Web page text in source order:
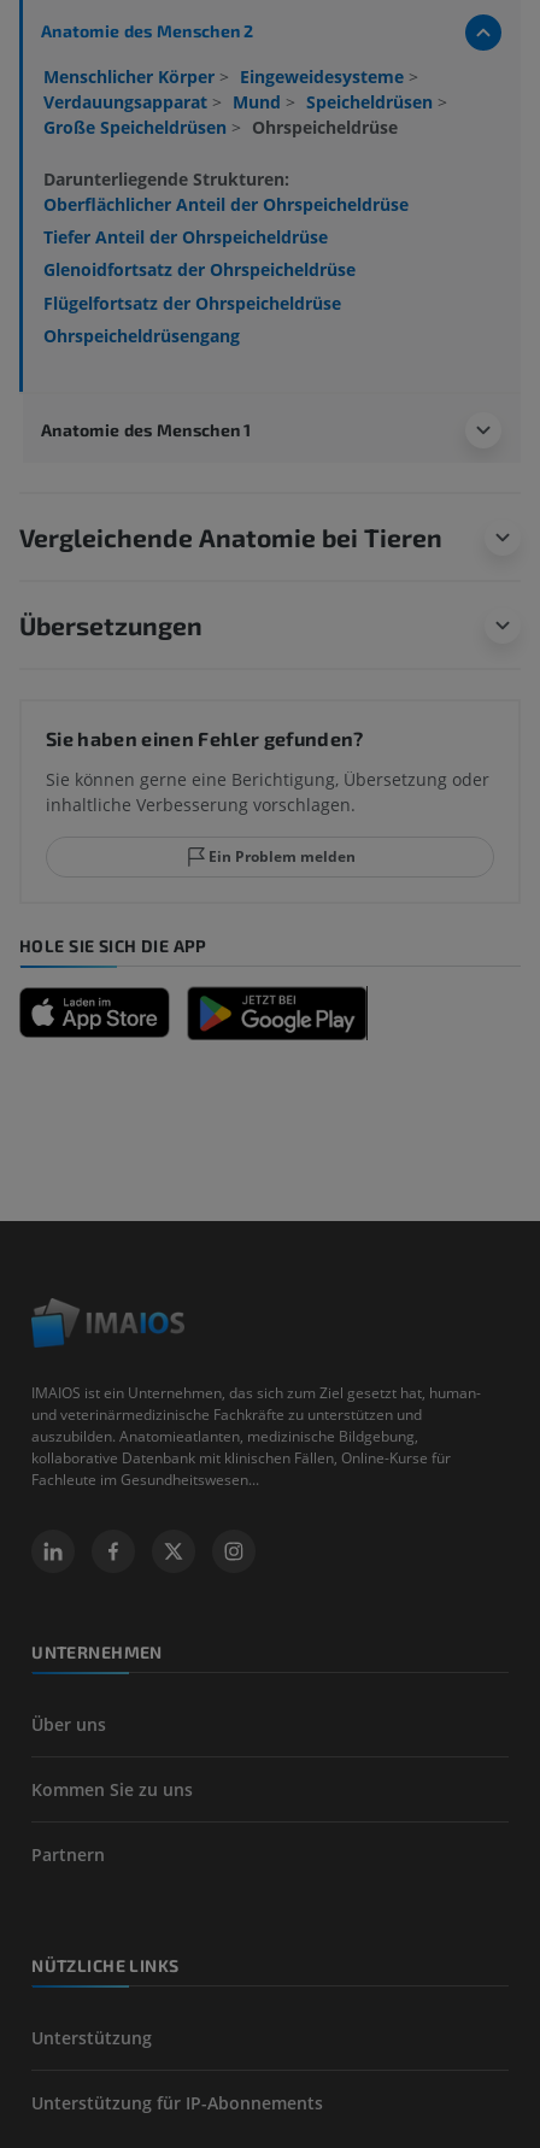
Anatomie des Menschen 2
Menschlicher Körper > Eingeweidesysteme >
Verdauungsapparat > Mund > Speicheldrüsen >
Große Speicheldrüsen > Ohrspeicheldrüse
Darunterliegende Strukturen:
Oberflächlicher Anteil der Ohrspeicheldrüse
Tiefer Anteil der Ohrspeicheldrüse
Glenoidfortsatz der Ohrspeicheldrüse
Flügelfortsatz der Ohrspeicheldrüse
Ohrspeicheldrüsengang
Anatomie des Menschen 1
Vergleichende Anatomie bei Tieren
Übersetzungen
Sie haben einen Fehler gefunden?
Sie können gerne eine Berichtigung, Übersetzung oder
inhaltliche Verbesserung vorschlagen.
Ein Problem melden
HOLE SIE SICH DIE APP
IMAIOS ist ein Unternehmen, das sich zum Ziel gesetzt hat, human-
und veterinärmedizinische Fachkräfte zu unterstützen und
auszubilden. Anatomieatlanten, medizinische Bildgebung,
kollaborative Datenbank mit klinischen Fällen, Online-Kurse für
Fachleute im Gesundheitswesen...
UNTERNEHMEN
Über uns
Kommen Sie zu uns
Partnern
NÜTZLICHE LINKS
Unterstützung
Unterstützung für IP-Abonnements